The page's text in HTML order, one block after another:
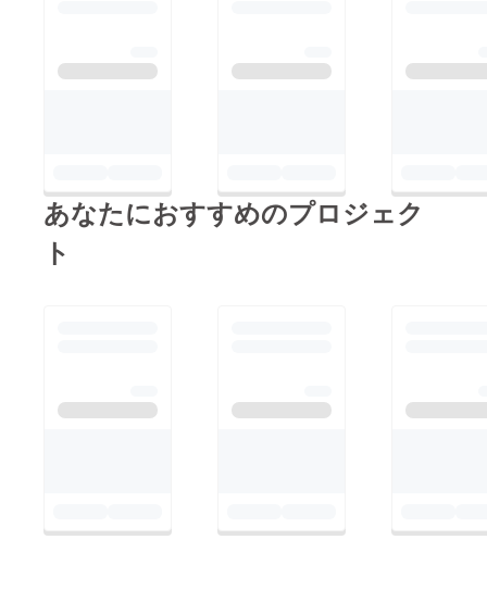
です。一から設計し構
が多いメールマガジン
などの配信は一切あり
です) さらに現在新規
りません。 そこで、
て、お互いに協力する
関係、お互いにフォ
期からスタートして夢
ローなどをしながらお
有してくれた方、見て
をして頂けただけで今
トは今の自分にも、支
もあまり意味ないです
あなたにおすすめのプロジェク
ト